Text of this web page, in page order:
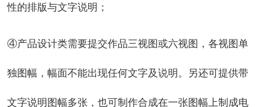
性的排版与文字说明；
④产品设计类需要提交作品三视图或六视图，各视图单
独图幅，幅面不能出现任何文字及说明。另还可提供带
文字说明图幅多张，也可制作合成在一张图幅上制成电